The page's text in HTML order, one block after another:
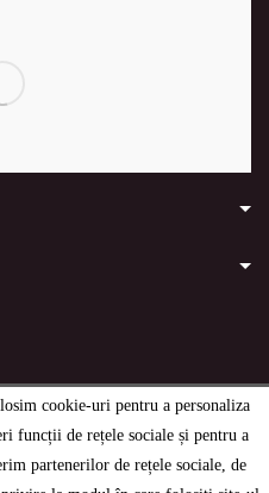
cookie-uri pentru a personaliza
funcții de rețele sociale și pentru a
partenerilor de rețele sociale, de
rezervate.